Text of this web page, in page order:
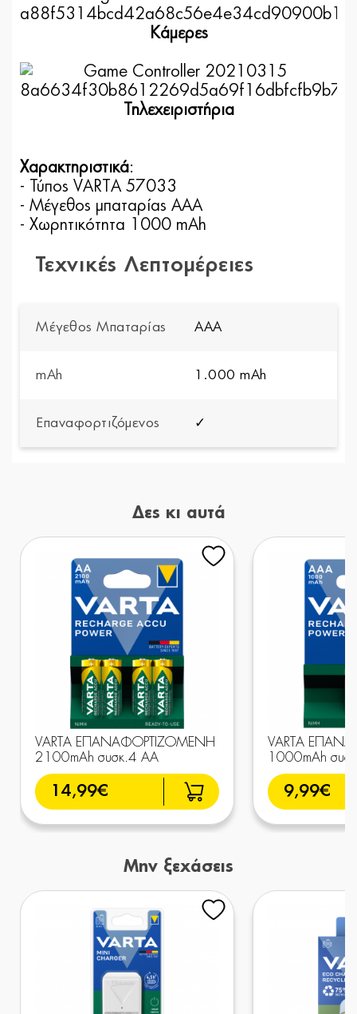
Κάμερες
Τηλεχειριστήρια
Χαρακτηριστικά:
- Τύπος VARTA 57033
- Μέγεθος μπαταρίας AAΑ
- Χωρητικότητα 1000 mAh
Τεχνικές Λεπτομέρειες
Μέγεθος Μπαταρίας AAA
mAh 1.000 mAh
Επαναφορτιζόμενος ✓
Δες κι αυτά
VARTA ΕΠΑΝΑΦΟΡΤΙΖΟΜΕΝΗ
2100mAh συσκ.4 AA
14,99€
VARTA
1000mAh
9,99€
Μην ξεχάσεις